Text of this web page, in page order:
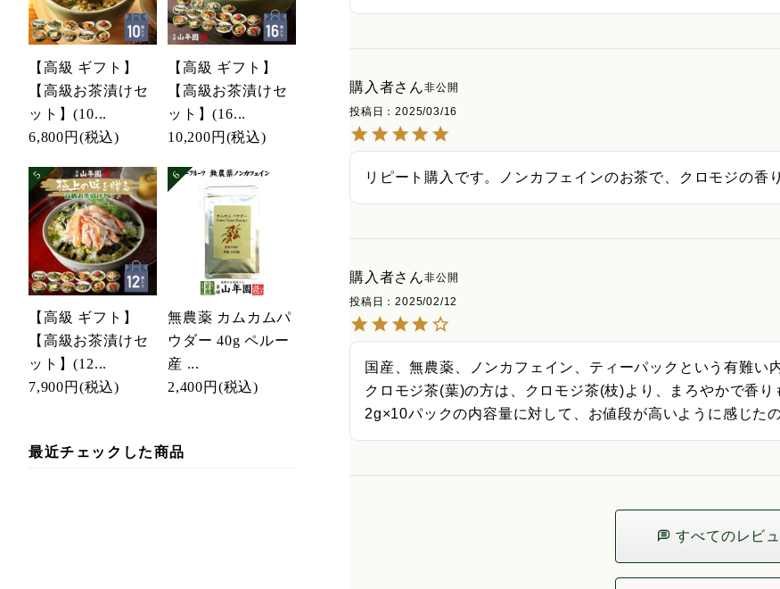
【高級 ギフト】
【高級お茶漬けセ
ット】(10...
6,800円 (税込)
【高級 ギフト】
【高級お茶漬けセ
ット】(16...
10,200円 (税込)
【高級 ギフト】
【高級お茶漬けセ
ット】(12...
7,900円 (税込)
無農薬 カムカムパ
ウダー 40g ペルー
産 ...
2,400円 (税込)
最近チェックした商品
購入者
非公開
投稿日
2025/03/16
リピート購入です。ノンカフェインのお茶で、クロモジの香
購入者
非公開
投稿日
2025/02/12
国産、無農薬、ノンカフェイン、ティーパックという有難い
クロモジ茶(葉)の方は、クロモジ茶(枝)より、まろやかで香り
2g×10パックの内容量に対して、お値段が高いように感じた
すべてのレビ